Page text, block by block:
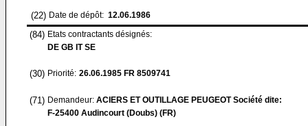
(22) Date de dépôt: 12.06.1986
(84) Etats contractants désignés:
DE GB IT SE
(30) Priorité: 26.06.1985 FR 8509741
(71) Demandeur: ACIERS ET OUTILLAGE PEUGEOT Société dite:
F-25400 Audincourt (Doubs) (FR)